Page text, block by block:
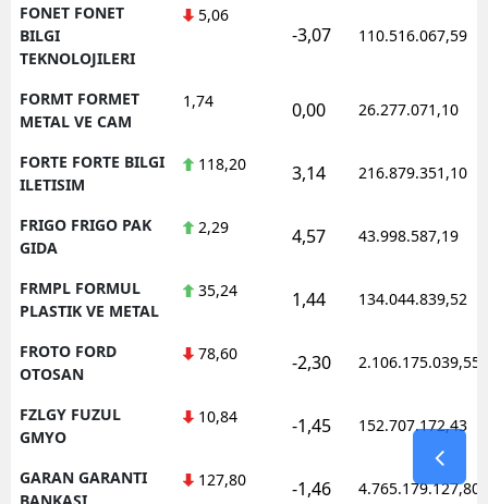
FONET FONET
BILGI
TEKNOLOJILERI
5,06
-3,07 110.516.067,59
FORMT FORMET
METAL VE CAM
1,74 0,00 26.277.071,10
FORTE FORTE BILGI
ILETISIM
118,20 3,14 216.879.351,10
FRIGO FRIGO PAK
GIDA
2,29 4,57 43.998.587,19
FRMPL FORMUL
PLASTIK VE METAL
35,24 1,44 134.044.839,52
FROTO FORD
OTOSAN
78,60 -2,30 2.106.175.039,55
FZLGY FUZUL
GMYO
10,84 -1,45 152.707.172,43
GARAN GARANTI
BANKASI
127,80 -1,46 4.765.179.127,80